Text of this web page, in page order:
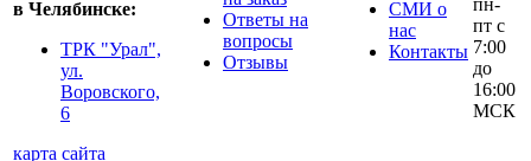
в Челябинске:
ТРК "Урал",
ул.
Воровского,
6
карта сайта
Ответы на
вопросы
Отзывы
СМИ о
нас
Контакты
пн-
пт с
7:00
до
16:00
МСК